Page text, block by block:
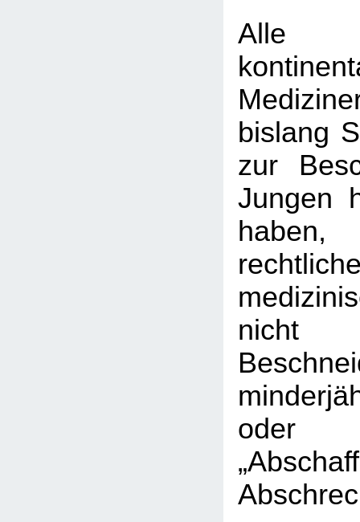
Alle
bislang
zur
Jungen
nicht